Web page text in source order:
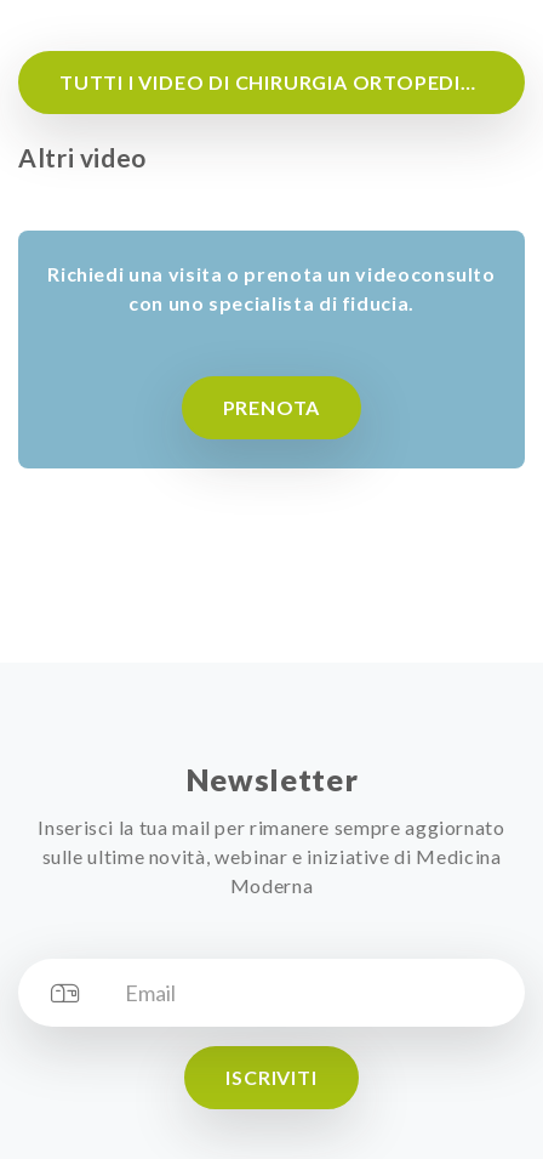
TUTTI I VIDEO DI CHIRURGIA ORTOPEDICA
Altri video
Richiedi una visita o prenota un videoconsulto
con uno specialista di fiducia.
PRENOTA
Newsletter
Inserisci la tua mail per rimanere sempre aggiornato
sulle ultime novità, webinar e iniziative di Medicina
Moderna
ISCRIVITI